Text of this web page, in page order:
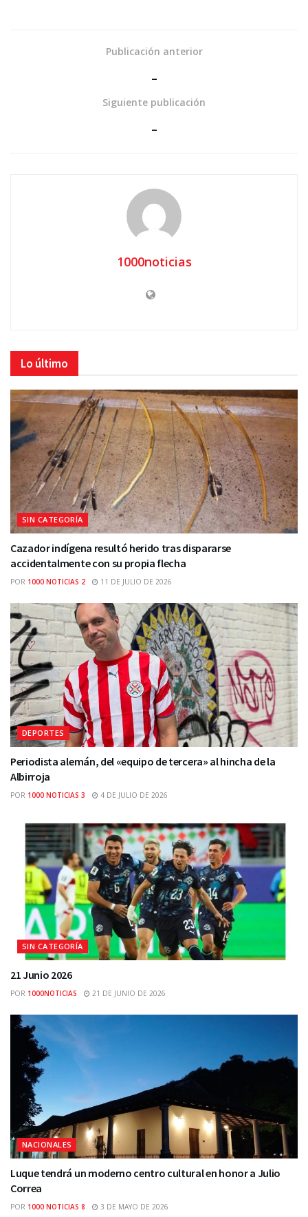
Publicación anterior
Siguiente publicación
1000noticias
Lo último
SIN CATEGORÍA
Cazador indígena resultó herido tras dispararse
accidentalmente con su propia flecha
POR 1000 NOTICIAS 2 11 DE JULIO DE 2026
DEPORTES
Periodista alemán, del «equipo de tercera» al hincha de la
Albirroja
POR 1000 NOTICIAS 3 4 DE JULIO DE 2026
SIN CATEGORÍA
21 Junio 2026
POR 1000NOTICIAS 21 DE JUNIO DE 2026
NACIONALES
Luque tendrá un moderno centro cultural en honor a Julio
Correa
POR 1000 NOTICIAS 8 3 DE MAYO DE 2026